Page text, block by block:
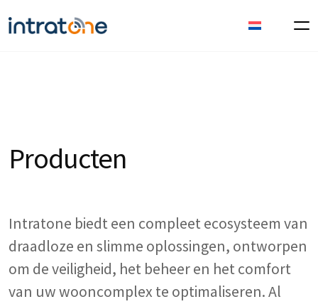
Producten
Intratone biedt een compleet ecosysteem van
draadloze en slimme oplossingen, ontworpen
om de veiligheid, het beheer en het comfort
van uw wooncomplex te optimaliseren. Al